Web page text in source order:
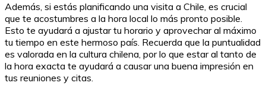
Además, si estás planificando una visita a Chile, es crucial
que te acostumbres a la hora local lo más pronto posible.
Esto te ayudará a ajustar tu horario y aprovechar al máximo
tu tiempo en este hermoso país. Recuerda que la puntualidad
es valorada en la cultura chilena, por lo que estar al tanto de
la hora exacta te ayudará a causar una buena impresión en
tus reuniones y citas.